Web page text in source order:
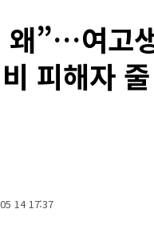
왜”…여고
피해자
14 17:37